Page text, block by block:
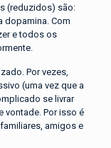
(reduzidos) são:
dopamina. Com
e todos os
Por vezes,
(uma vez que a
se livrar
vontade. Por isso é
amigos e